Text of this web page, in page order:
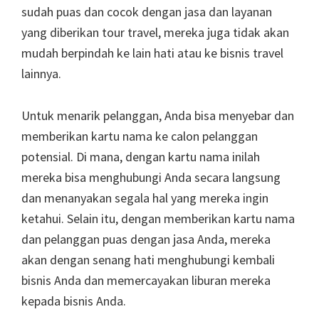
sudah puas dan cocok dengan jasa dan layanan
yang diberikan tour travel, mereka juga tidak akan
mudah berpindah ke lain hati atau ke bisnis travel
lainnya.
Untuk menarik pelanggan, Anda bisa menyebar dan
memberikan kartu nama ke calon pelanggan
potensial. Di mana, dengan kartu nama inilah
mereka bisa menghubungi Anda secara langsung
dan menanyakan segala hal yang mereka ingin
ketahui. Selain itu, dengan memberikan kartu nama
dan pelanggan puas dengan jasa Anda, mereka
akan dengan senang hati menghubungi kembali
bisnis Anda dan memercayakan liburan mereka
kepada bisnis Anda.